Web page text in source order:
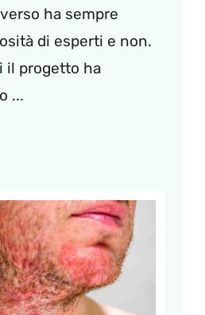
ha sempre
di esperti e non.
il progetto ha
...